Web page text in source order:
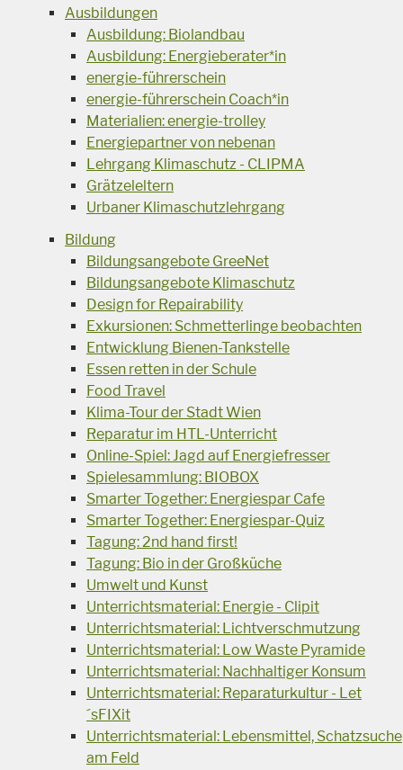
Ausbildungen
Ausbildung: Biolandbau
Ausbildung: Energieberater*in
energie-führerschein
energie-führerschein Coach*in
Materialien: energie-trolley
Energiepartner von nebenan
Lehrgang Klimaschutz - CLIPMA
Grätzeleltern
Urbaner Klimaschutzlehrgang
Bildung
Bildungsangebote GreeNet
Bildungsangebote Klimaschutz
Design for Repairability
Exkursionen: Schmetterlinge beobachten
Entwicklung Bienen-Tankstelle
Essen retten in der Schule
Food Travel
Klima-Tour der Stadt Wien
Reparatur im HTL-Unterricht
Online-Spiel: Jagd auf Energiefresser
Spielesammlung: BIOBOX
Smarter Together: Energiespar Cafe
Smarter Together: Energiespar-Quiz
Tagung: 2nd hand first!
Tagung: Bio in der Großküche
Umwelt und Kunst
Unterrichtsmaterial: Energie - Clipit
Unterrichtsmaterial: Lichtverschmutzung
Unterrichtsmaterial: Low Waste Pyramide
Unterrichtsmaterial: Nachhaltiger Konsum
Unterrichtsmaterial: Reparaturkultur - Let
´sFIXit
Unterrichtsmaterial: Lebensmittel, Schatzsuche
am Feld